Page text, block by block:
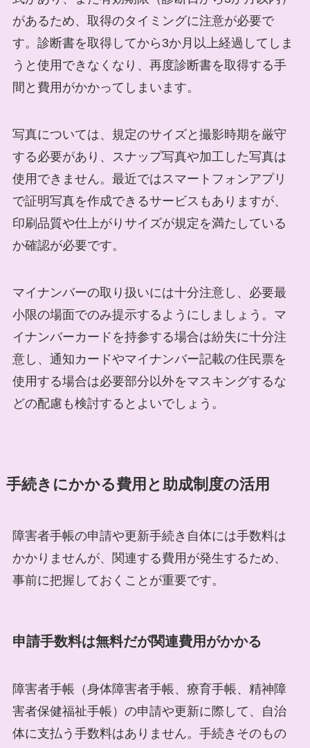
があるため、取得のタイミングに注意が必要で
す。診断書を取得してから3か月以上経過してしま
うと使用できなくなり、再度診断書を取得する手
間と費用がかかってしまいます。
写真については、規定のサイズと撮影時期を厳守
する必要があり、スナップ写真や加工した写真は
使用できません。最近ではスマートフォンアプリ
で証明写真を作成できるサービスもありますが、
印刷品質や仕上がりサイズが規定を満たしている
か確認が必要です。
マイナンバーの取り扱いには十分注意し、必要最
小限の場面でのみ提示するようにしましょう。マ
イナンバーカードを持参する場合は紛失に十分注
意し、通知カードやマイナンバー記載の住民票を
使用する場合は必要部分以外をマスキングするな
どの配慮も検討するとよいでしょう。
手続きにかかる費用と助成制度の活用
障害者手帳の申請や更新手続き自体には手数料は
かかりませんが、関連する費用が発生するため、
事前に把握しておくことが重要です。
申請手数料は無料だが関連費用がかかる
障害者手帳（身体障害者手帳、療育手帳、精神障
害者保健福祉手帳）の申請や更新に際して、自治
体に支払う手数料はありません。手続きそのもの